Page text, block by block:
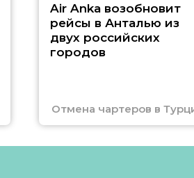
Air Anka возобновит
рейсы в Анталью из
двух российских
городов
Отмена чартеров в